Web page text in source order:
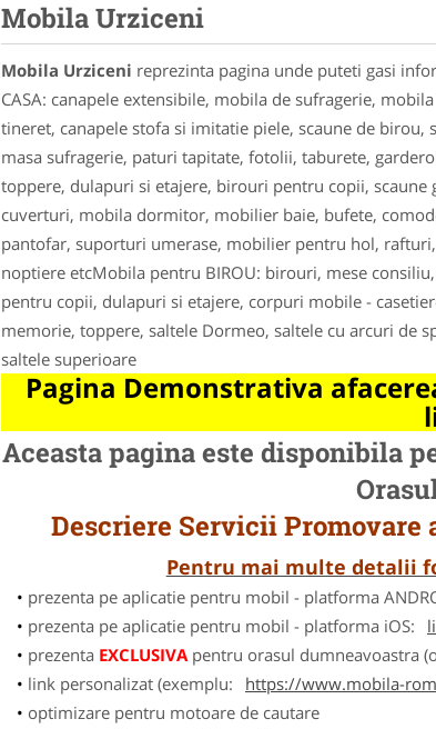
Mobila Urziceni
Mobila Urziceni reprezinta pagina unde puteti gasi
CASA: canapele extensibile, mobila de sufragerie,
tineret, canapele stofa si imitatie piele, scaune de birou,
masa sufragerie, paturi tapitate, fotolii, taburete,
toppere, dulapuri si etajere, birouri pentru copii, scaune
cuverturi, mobila dormitor, mobilier baie, bufete,
pantofar, suporturi umerase, mobilier pentru hol,
noptiere etcMobila pentru BIROU: birouri, mese
pentru copii, dulapuri si etajere, corpuri mobile -
memorie, toppere, saltele Dormeo, saltele cu arcuri de
saltele superioare
Pagina Demonstrativa
Aceasta pagina este disponibila
Descriere Servicii Promovare
Pentru mai multe detalii
prezenta pe aplicatie pentru mobil - platforma
prezenta pe aplicatie pentru mobil - platforma iOS:
prezenta EXCLUSIVApentru orasul dumneavoastra
link personalizat (exemplu:
https://www.mobila-
optimizare pentru motoare de cautare